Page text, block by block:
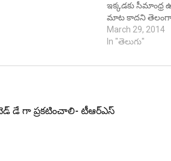
ఇక్కడకు సీమాంధ్ర
మాట కాదని
ఉద్యోగులు చేరితే
అవుతుందని వారు
March 29, 2014
In "తెలుగు"
డే గా ప్రకటించాలి- టీఆర్ఎస్